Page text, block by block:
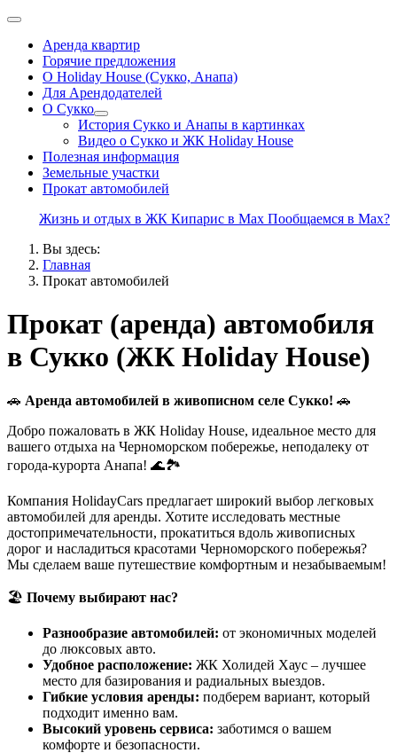
Аренда квартир
Горячие предложения
О Holiday House (Сукко, Анапа)
Для Арендодателей
О Сукко
История Сукко и Анапы в картинках
Видео о Сукко и ЖК Holiday House
Полезная информация
Земельные участки
Прокат автомобилей
Жизнь и отдых в ЖК Кипарис в Max Пообщаемся в Max?
Вы здесь:
Главная
Прокат автомобилей
Прокат (аренда) автомобиля
в Сукко (ЖК Holiday House)
🚗 Аренда автомобилей в живописном селе Сукко! 🚗
Добро пожаловать в ЖК Holiday House, идеальное место для
вашего отдыха на Черноморском побережье, неподалеку от
города-курорта Анапа! 🌊🏞️
Компания HolidayCars предлагает широкий выбор легковых
автомобилей для аренды. Хотите исследовать местные
достопримечательности, прокатиться вдоль живописных
дорог и насладиться красотами Черноморского побережья?
Мы сделаем ваше путешествие комфортным и незабываемым!
🏖️ Почему выбирают нас?
Разнообразие автомобилей: от экономичных моделей
до люксовых авто.
Удобное расположение: ЖК Холидей Хаус – лучшее
место для базирования и радиальных выездов.
Гибкие условия аренды: подберем вариант, который
подходит именно вам.
Высокий уровень сервиса: заботимся о вашем
комфорте и безопасности.